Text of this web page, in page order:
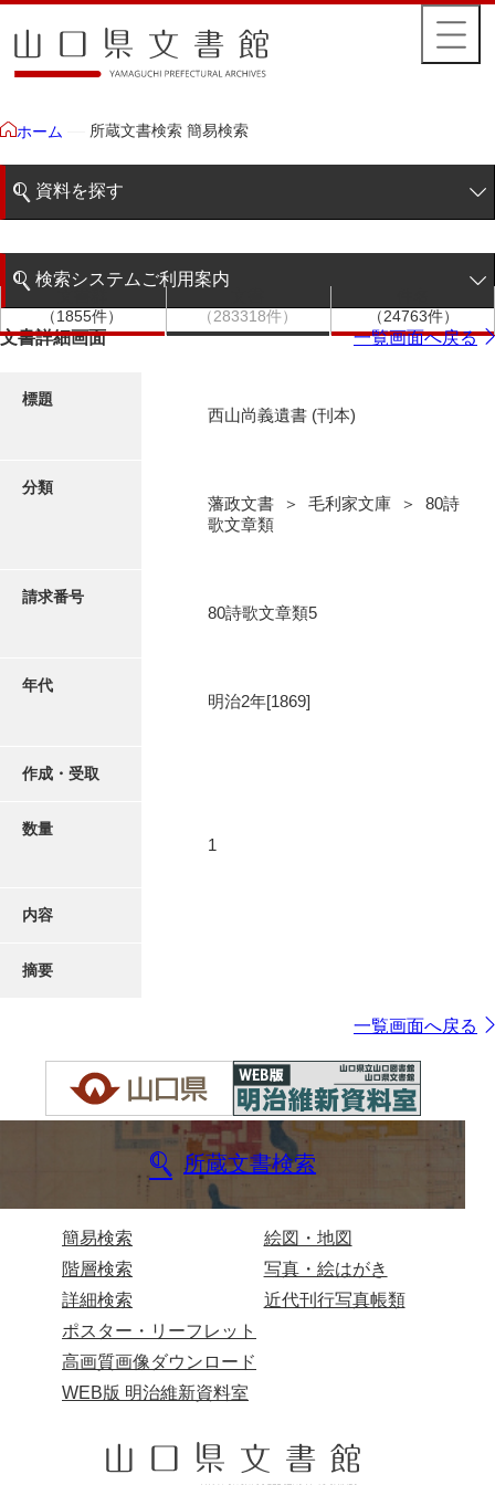
ホーム 所蔵文書検索 簡易検索
資料を探す
階層検索
写真・絵はがき
検索システムご利用案内
検索システムの利用について
（1855件）
（283318件）
（24763件）
文書詳細画面 一覧画面へ戻る
標題
西山尚義遺書 (刊本)
分類
藩政文書 ＞ 毛利家文庫 ＞ 80詩
歌文章類
請求番号
80詩歌文章類5
年代
明治2年[1869]
作成・受取
数量
1
内容
摘要
一覧画面へ戻る
所蔵文書検索
簡易検索
階層検索
詳細検索
絵図・地図
写真・絵はがき
近代刊行写真帳類
ポスター・リーフレット
高画質画像ダウンロード
WEB版 明治維新資料室